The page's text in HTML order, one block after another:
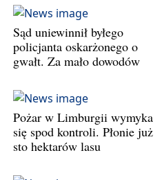
Sąd uniewinnił byłego
policjanta oskarżonego o
gwałt. Za mało dowodów
Pożar w Limburgii wymyka
się spod kontroli. Płonie już
sto hektarów lasu